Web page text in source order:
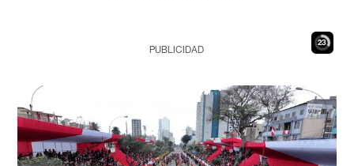
22
PUBLICIDAD